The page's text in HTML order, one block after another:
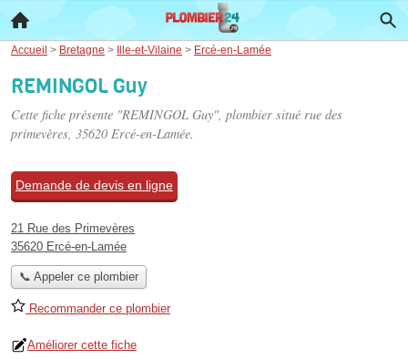
Accueil > Bretagne > Ille-et-Vilaine > Ercé-en-Lamée
REMINGOL Guy
Cette fiche présente "REMINGOL Guy", plombier situé rue des
primevères, 35620 Ercé-en-Lamée.
Demande de devis en ligne
21 Rue des Primevères
35620 Ercé-en-Lamée
📞 Appeler ce plombier
Recommander ce plombier
Améliorer cette fiche